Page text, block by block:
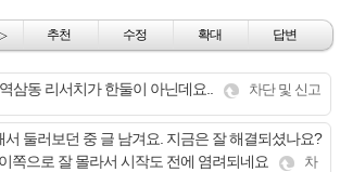
▷ 추천 수정 확대 답변
삼동 리서치가 한둘이 아닌데요.. 차단 및 신고
서 둘러보던 중 글 남겨요. 지금은 잘 해결되셨나요?
쪽으로 잘 몰라서 시작도 전에 염려되네요
차